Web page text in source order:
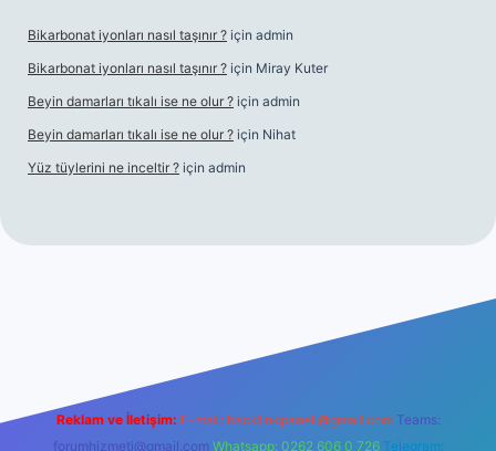
Bikarbonat iyonları nasıl taşınır ? için admin
Bikarbonat iyonları nasıl taşınır ? için Miray Kuter
Beyin damarları tıkalı ise ne olur ? için admin
Beyin damarları tıkalı ise ne olur ? için Nihat
Yüz tüylerini ne inceltir ? için admin
Reklam ve İletişim: E-mail: backlinkpaneli@gmail.com Teams:
forumhizmeti@gmail.com Whatsapp: 0262 606 0 726 Telegram: